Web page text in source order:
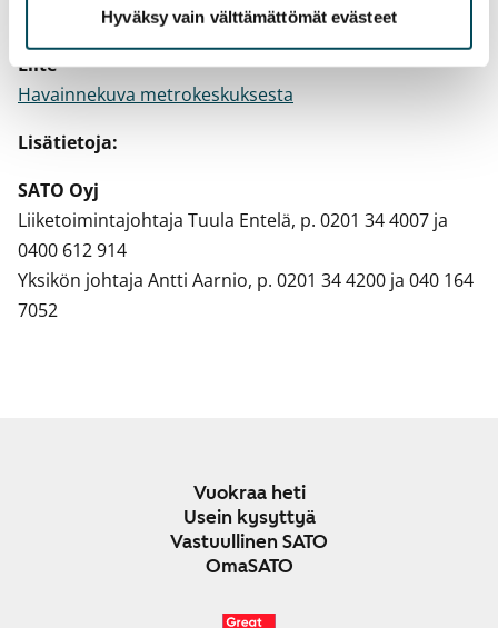
Hyväksy vain välttämättömät evästeet
Liite
Havainnekuva metrokeskuksesta
Lisätietoja:
SATO Oyj
Liiketoimintajohtaja Tuula Entelä, p. 0201 34 4007 ja
0400 612 914
Yksikön johtaja Antti Aarnio, p. 0201 34 4200 ja 040 164
7052
Vuokraa heti
Usein kysyttyä
Vastuullinen SATO
OmaSATO